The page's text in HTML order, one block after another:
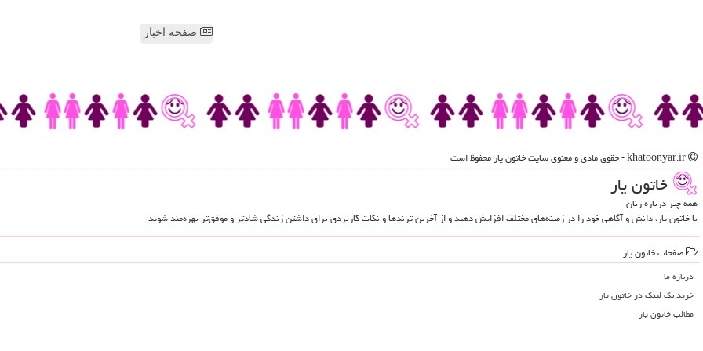
صفحه اخبار
خاتون یار
همه چیز درباره زنان
با خاتون یار، دانش و آگاهی خود را در زمینه‌های مختلف افزایش دهید و از آخرین ترندها و نکات کاربردی برای داشتن زندگی شادتر و موفق‌تر بهره‌مند شوید
صفحات خاتون یار
درباره ما
خرید بک لینک در خاتون یار
مطالب خاتون یار